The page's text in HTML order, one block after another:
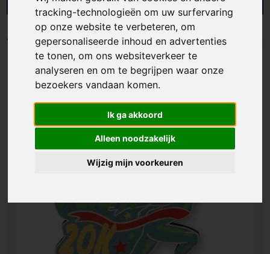
tracking-technologieën om uw surfervaring
op onze website te verbeteren, om
gepersonaliseerde inhoud en advertenties
te tonen, om ons websiteverkeer te
analyseren en om te begrijpen waar onze
bezoekers vandaan komen.
Ik ga akkoord
Alleen noodzakelijk
Wijzig mijn voorkeuren
voor kinderen, carnavalsmedailles en metalen
medailles. Bij ons kun je custom made medailles
laten maken, bijvoorbeeld in eigen vorm, met
reliëfdruk, met (ingekleurde) gravering of zelfs in
3D vorm. Je kunt ook de neklinten van de
medailles ontwerpen. Of het nu gaat om
carnavalsfeesten, medailles zijn de perfecte
manier om deelnemers een aandenken te bieden
Filters
Custom made